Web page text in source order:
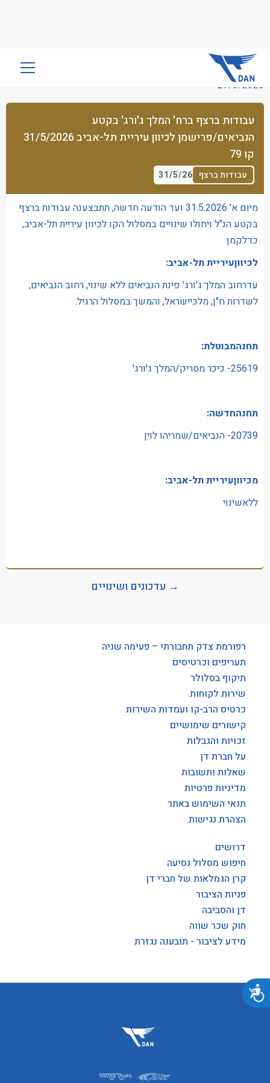
שִׂים
בְּאֲתָר
זֶה
מֻפְעֶלֶת
מַעֲרֶכֶת
נָגִישׁ
בִּקְלִיק
הַמְּסַיַּעַת
לִנְגִישׁוּת
הָאֲתָר.
נגישות
27/5/2026
עבודות ברצף ברח' המלך ג'ורג' בקטע
הנביאים/פרישמן לכיוון עיריית תל-אביב 31/5/2026
קו 79
עבודות ברצף 31/5/26
מיום א' 31.5.2026 ועד הודעה חדשה, תתבצענה עבודות ברצף
בקטע הנ"ל ויחולו שינויים במסלול הקו לכיוון עיריית תל-אביב,
כדלקמן
לכיווןעיריית תל-אביב:
עדרחוב המלך ג'ורג' פינת הנביאים ללא שינוי, רחוב הנביאים,
לשדרות ח"ן, מלכיישראל, והמשך במסלול הרגיל.
תחנהמבוטלת:
25619- כיכר מסריק/המלך ג'ורג'
תחנהחדשה:
20739- הנביאים/שמריהו לוין
מכיווןעיריית תל-אביב:
ללאשינוי
→ עדכונים ושינויים
רפורמת צדק תחבורתי – פעימה שניה
תעריפים וכרטיסים
תיקוף בסלולר
שירות לקוחות
כרטיס הרב-קו ועמדות השירות
קישורים שימושיים
זכויות והגבלות
על חברת דן
שאלות ותשובות
מדיניות פרטיות
תנאי השימוש באתר
הצהרת נגישות
דרושים
חיפוש מסלול נסיעה
קרן הגמלאות של חברי דן
פניות הציבור
דן והסביבה
חוק שכר שווה
מידע לציבור - תובענה נגזרת